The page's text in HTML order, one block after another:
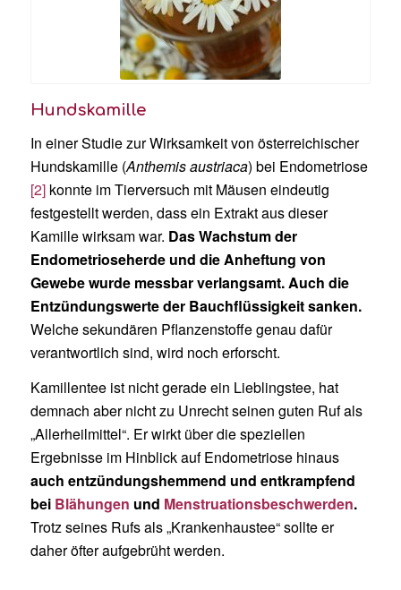
Hundskamille
In einer Studie zur Wirksamkeit von österreichischer
Hundskamille (Anthemis austriaca) bei Endometriose
[2]konnte im Tierversuch mit Mäusen eindeutig
festgestellt werden, dass ein Extrakt aus dieser
Kamille wirksam war. Das Wachstum der
Endometrioseherde und die Anheftung von
Gewebe wurde messbar verlangsamt. Auch die
Entzündungswerte der Bauchflüssigkeit sanken.
Welche sekundären Pflanzenstoffe genau dafür
verantwortlich sind, wird noch erforscht.
Kamillentee ist nicht gerade ein Lieblingstee, hat
demnach aber nicht zu Unrecht seinen guten Ruf als
„Allerheilmittel“. Er wirkt über die speziellen
Ergebnisse im Hinblick auf Endometriose hinaus
auch entzündungshemmend und entkrampfend
bei Blähungen und Menstruationsbeschwerden.
Trotz seines Rufs als „Krankenhaustee“ sollte er
daher öfter aufgebrüht werden.